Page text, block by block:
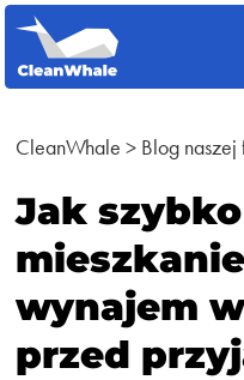
CleanWhale > Blog naszej
Jak
wynajem
przed